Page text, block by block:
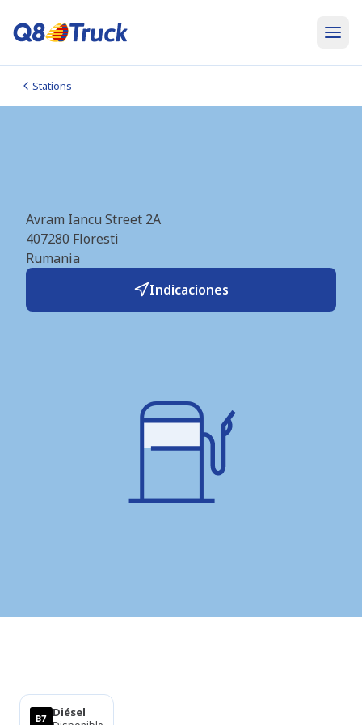
Stations
Avram Iancu Street 2A
407280 Floresti
Rumania
Indicaciones
Diésel